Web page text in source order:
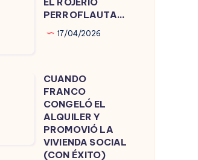
PERROFLAUTA…
17/04/2026
CUANDO
FRANCO
CONGELÓ EL
ALQUILER Y
PROMOVIÓ LA
VIVIENDA SOCIAL
(CON ÉXITO)